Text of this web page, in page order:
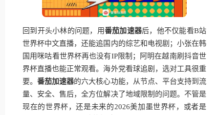
回到开头小林的问题，用番茄加速器后，他不仅能看B站
世界杯中文直播，还能追国内的综艺和电视剧；小张在韩
国用咪咕看世界杯再也没有IP限制；阿明在越南刷抖音世
界杯直播也能正常观看。海外党看球追剧，选对工具很重
要。番茄加速器的六大核心功能，从节点、平台支持到流
量、安全、售后，全方位解决了地域限制的问题。不管是
现在的世界杯，还是未来的2026美加墨世界杯，或者是